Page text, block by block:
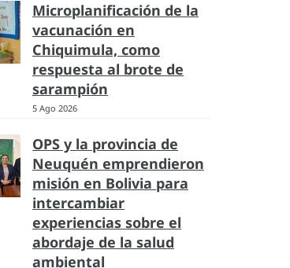
Microplanificación de la
vacunación en
Chiquimula, como
respuesta al brote de
sarampión
5 Ago 2026
OPS y la provincia de
Neuquén emprendieron
misión en Bolivia para
intercambiar
experiencias sobre el
abordaje de la salud
ambiental